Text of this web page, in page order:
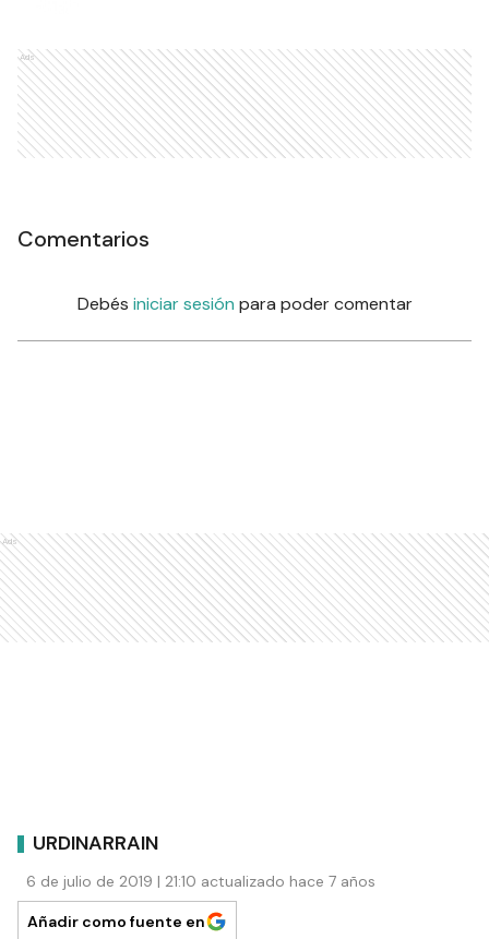
han entregado su granito de arena para hacer
grande a este centro barrial conformando la
comisión vecinal, entregando parte de su tiempo,
efectuando donaciones, etc. COMEDOR HOGAR
DE DIA En coincidencia con el 32º Aniversario del
cumplió 8 años de vida “Hogar de Día” es el
cuidar y contener a los adultos mayores,
reduciendo los momentos que los ponen -
Acevedo, destinado a personas de edad
avanzada en situación de vulnerabilidad social. El
Salón Comunitario “Hermana Cecilia”, facilitó el
espacio para que allí se les brinde un almuerzo
adecuado pero además realizan otro tipo de
cocina. Por otra parte, el Municipio abona los
ESTE CONTENIDO COMPLETO ES SOLO
PARA SUSCRIPTORES